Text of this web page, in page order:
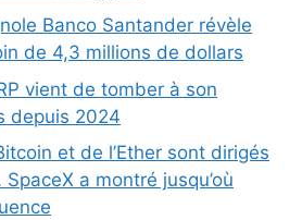
Banco Santander révèle
de 4,3 millions de dollars
vient de tomber à son
depuis 2024
et de l’Ether sont dirigés
a montré jusqu’où